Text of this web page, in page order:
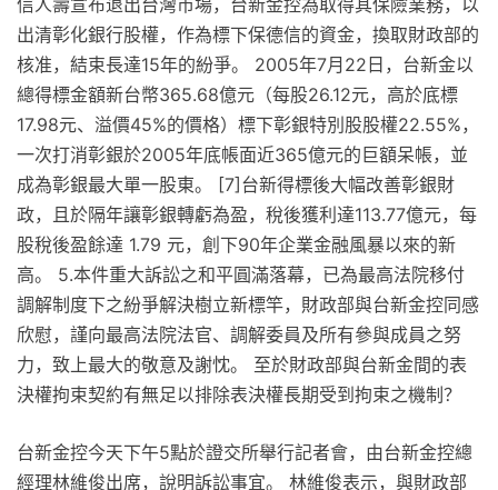
信人壽宣布退出台灣市場，台新金控為取得其保險業務，以
出清彰化銀行股權，作為標下保德信的資金，換取財政部的
核准，結束長達15年的紛爭。 2005年7月22日，台新金以
總得標金額新台幣365.68億元（每股26.12元，高於底標
17.98元、溢價45%的價格）標下彰銀特別股股權22.55%，
一次打消彰銀於2005年底帳面近365億元的巨額呆帳，並
成為彰銀最大單一股東。 [7]台新得標後大幅改善彰銀財
政，且於隔年讓彰銀轉虧為盈，稅後獲利達113.77億元，每
股稅後盈餘達 1.79 元，創下90年企業金融風暴以來的新
高。 5.本件重大訴訟之和平圓滿落幕，已為最高法院移付
調解制度下之紛爭解決樹立新標竿，財政部與台新金控同感
欣慰，謹向最高法院法官、調解委員及所有參與成員之努
力，致上最大的敬意及謝忱。 至於財政部與台新金間的表
決權拘束契約有無足以排除表決權長期受到拘束之機制？
台新金控今天下午5點於證交所舉行記者會，由台新金控總
經理林維俊出席，說明訴訟事宜。 林維俊表示，與財政部